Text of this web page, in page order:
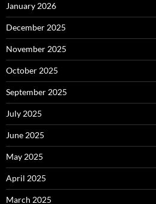
January 2026
December 2025
November 2025
October 2025
September 2025
July 2025
June 2025
May 2025
April 2025
March 2025